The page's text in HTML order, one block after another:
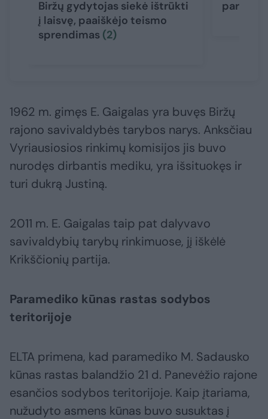
Biržų gydytojas siekė ištrūkti
į laisvę, paaiškėjo teismo
sprendimas (2)
1962 m. gimęs E. Gaigalas yra buvęs Biržų
rajono savivaldybės tarybos narys. Anksčiau
Vyriausiosios rinkimų komisijos jis buvo
nurodęs dirbantis mediku, yra išsituokęs ir
turi dukrą Justiną.
2011 m. E. Gaigalas taip pat dalyvavo
savivaldybių tarybų rinkimuose, jį iškėlė
Krikščionių partija.
Paramediko kūnas rastas sodybos
teritorijoje
ELTA primena, kad paramediko M. Sadausko
kūnas rastas balandžio 21 d. Panevėžio rajone
esančios sodybos teritorijoje. Kaip įtariama,
nužudyto asmens kūnas buvo susuktas į